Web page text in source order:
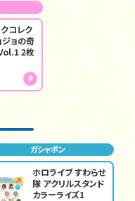
コレク
ジョの奇
2枚
ガシャポン
ホロライブ すわらせ
隊 アクリルスタンド
カラーライズ1